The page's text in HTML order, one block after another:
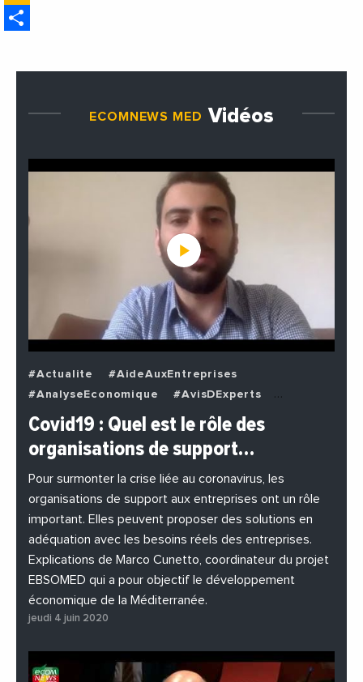
ECOMNEWS MED Vidéos
#Actualite
#AideAuxEntreprises
#AnalyseEconomique
#AvisDExperts
#BuzzNews
#Decideurs
#EchangesMediterraneens
#EnDirectDe
#Entreprises
#Institutions
#PhotosEtVideos
Covid19 : Quel est le rôle des
organisations de support…
Pour surmonter la crise liée au coronavirus, les
organisations de support aux entreprises ont un rôle
important. Elles peuvent proposer des solutions en
adéquation avec les besoins réels des entreprises.
Explications de Marco Cunetto, coordinateur du projet
EBSOMED qui a pour objectif le développement
économique de la Méditerranée.
jeudi 4 juin 2020